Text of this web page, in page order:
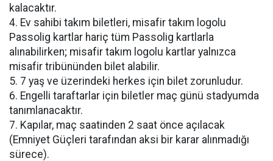
kalacaktır.
4. Ev sahibi takım biletleri, misafir takım logolu
Passolig kartlar hariç tüm Passolig kartlarla
alınabilirken; misafir takım logolu kartlar yalnızca
misafir tribününden bilet alabilir.
5. 7 yaş ve üzerindeki herkes için bilet zorunludur.
6. Engelli taraftarlar için biletler maç günü stadyumda
tanımlanacaktır.
7. Kapılar, maç saatinden 2 saat önce açılacak
(Emniyet Güçleri tarafından aksi bir karar alınmadığı
sürece).